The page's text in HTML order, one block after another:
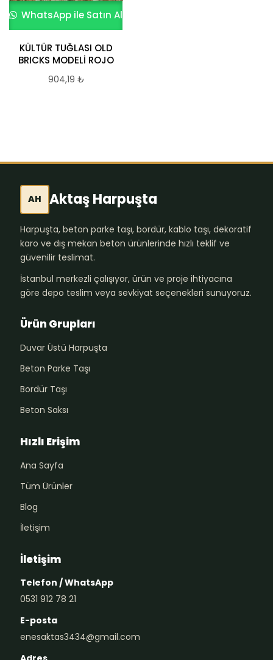
WhatsApp ile Satın Al
KÜLTÜR TUĞLASI OLD
BRICKS MODELİ ROJO
904,19 ₺
AH Aktaş Harpuşta
Harpuşta, beton parke taşı, bordür, kablo taşı, dekoratif
karo ve dış mekan beton ürünlerinde hızlı teklif ve
güvenilir teslimat.
İstanbul merkezli çalışıyor, ürün ve proje ihtiyacına
göre depo teslim veya sevkiyat seçenekleri sunuyoruz.
Ürün Grupları
Duvar Üstü Harpuşta
Beton Parke Taşı
Bordür Taşı
Beton Saksı
Hızlı Erişim
Ana Sayfa
Tüm Ürünler
Blog
İletişim
İletişim
Telefon / WhatsApp
0531 912 78 21
E-posta
enesaktas3434@gmail.com